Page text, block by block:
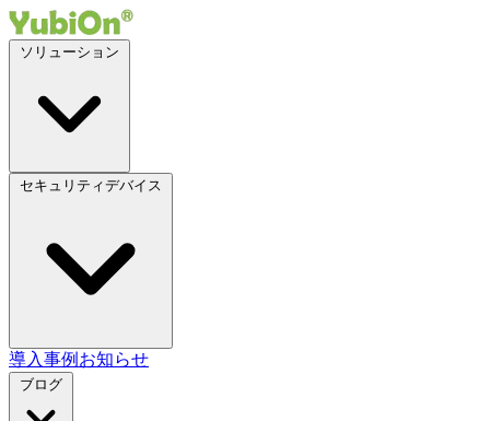
導入事例 お知らせ